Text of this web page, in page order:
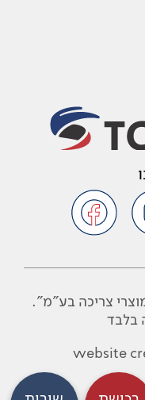
צריכה בע"מ".
בלבד
website